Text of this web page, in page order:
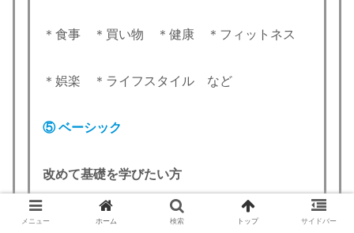
＊食事 ＊買い物 ＊健康 ＊フィットネス
＊娯楽 ＊ライフスタイル など
⑤ ベーシック
改めて基礎を学びたい方
＊使用頻度が高い中学英語の文法を中心
メニュー ホーム 検索 トップ サイドバー